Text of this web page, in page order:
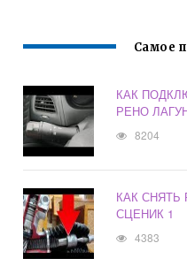
Самое
КАК
РЕНО
8204
КАК СНЯТЬ
СЦЕНИК 1
4383